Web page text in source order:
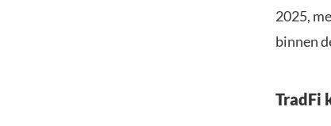
2025,
binnen
TradFi